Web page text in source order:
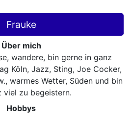
Frauke
Über mich
wandere, bin gerne in ganz
Köln, Jazz, Sting, Joe Cocker,
warmes Wetter, Süden und bin
viel zu begeistern.
Hobbys